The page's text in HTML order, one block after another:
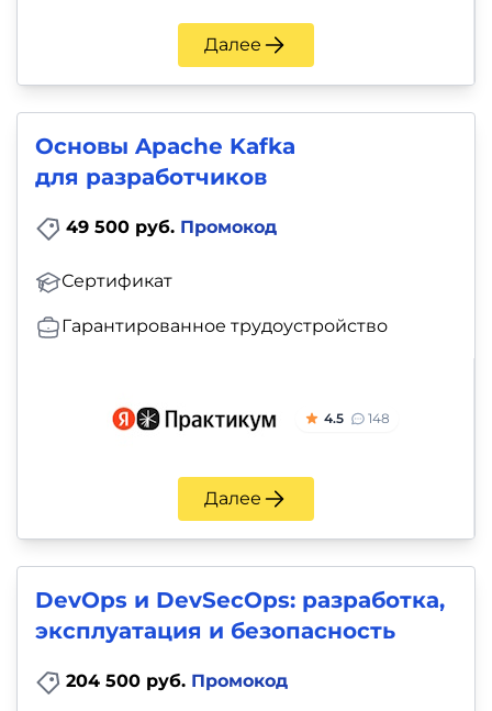
Далее
Основы Apache Kafka
для разработчиков
49 500 руб. Промокод
Сертификат
Гарантированное трудоустройство
4.5 148
Далее
DevOps и DevSecOps: разработка,
эксплуатация и безопасность
204 500 руб. Промокод